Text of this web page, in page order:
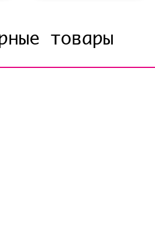
товары